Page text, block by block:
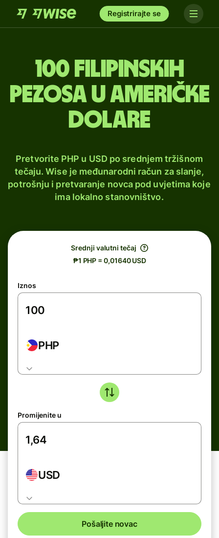
Registrirajte se
100 filipinskih
pezosa u američke
dolare
Pretvorite PHP u USD po srednjem tržišnom
tečaju. Wise je međunarodni račun za slanje,
potrošnju i pretvaranje novca pod uvjetima koje
ima lokalno stanovništvo.
Srednji valutni tečaj
₱1 PHP = 0,01640 USD
Iznos
PHP
Promijenite u
USD
Pošaljite novac